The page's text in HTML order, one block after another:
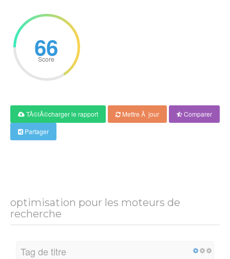
66
Score
TÃ©lÃ©charger le rapport Mettre Ã jour
Comparer
Partager
optimisation pour les moteurs de
recherche
Tag de titre